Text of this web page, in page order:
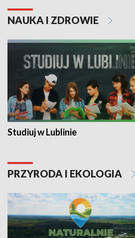
NAUKA I ZDROWIE
Studiuj w Lublinie
PRZYRODA I EKOLOGIA